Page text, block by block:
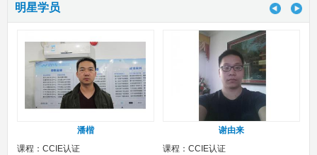
明星学员
潘楷
课程：CCIE认证
谢由来
课程：CCIE认证